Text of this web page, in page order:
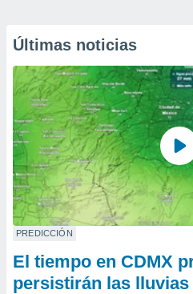
Últimas noticias
PREDICCIÓN
El tiempo en CDMX
persistirán las